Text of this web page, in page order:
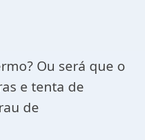
Ou será que o
e tenta de
de